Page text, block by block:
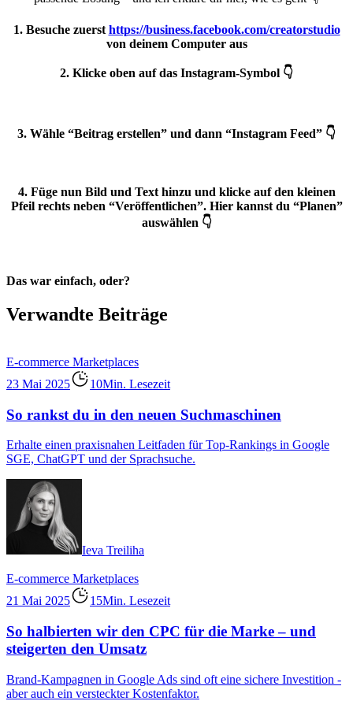
1. Besuche zuerst https://business.facebook.com/creatorstudio
von deinem Computer aus
2. Klicke oben auf das Instagram-Symbol 👇
3. Wähle “Beitrag erstellen” und dann “Instagram Feed” 👇
4. Füge nun Bild und Text hinzu und klicke auf den kleinen
Pfeil rechts neben “Veröffentlichen”. Hier kannst du “Planen”
auswählen 👇
Das war einfach, oder?
Verwandte Beiträge
E-commerce Marketplaces
23 Mai 2025
10Min. Lesezeit
So rankst du in den neuen Suchmaschinen
Erhalte einen praxisnahen Leitfaden für Top-Rankings in Google
SGE, ChatGPT und der Sprachsuche.
Ieva Treiliha
E-commerce Marketplaces
21 Mai 2025
15Min. Lesezeit
So halbierten wir den CPC für die Marke – und
steigerten den Umsatz
Brand-Kampagnen in Google Ads sind oft eine sichere Investition -
aber auch ein versteckter Kostenfaktor.